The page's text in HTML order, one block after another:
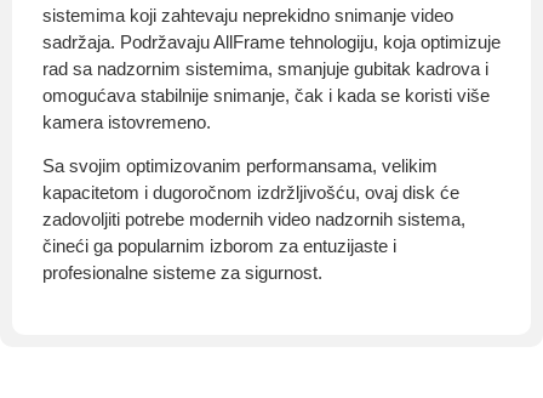
sistemima koji zahtevaju neprekidno snimanje video
sadržaja. Podržavaju AllFrame tehnologiju, koja optimizuje
rad sa nadzornim sistemima, smanjuje gubitak kadrova i
omogućava stabilnije snimanje, čak i kada se koristi više
kamera istovremeno.
Sa svojim optimizovanim performansama, velikim
kapacitetom i dugoročnom izdržljivošću, ovaj disk će
zadovoljiti potrebe modernih video nadzornih sistema,
čineći ga popularnim izborom za entuzijaste i
profesionalne sisteme za sigurnost.